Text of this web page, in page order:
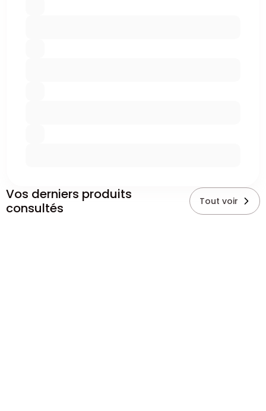
Vos derniers produits
consultés
Tout voir